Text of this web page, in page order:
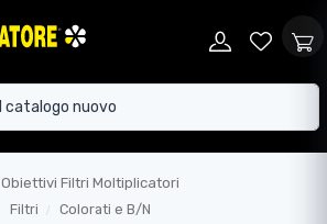
Obiettivi Filtri Moltiplicatori
Filtri
Colorati e B/N